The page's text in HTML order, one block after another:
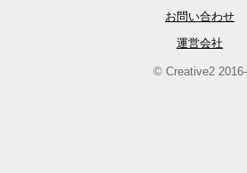
お問い合わせ
運営会社
© Creative2 2016-